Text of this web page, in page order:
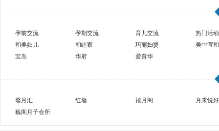
孕前交流 孕期交流 育儿交流
热门活动
和美妇儿
和睦家 玛丽妇婴
美中宜和
宝岛
华府 爱育华
馨月汇 红墙 禧月阁
月来悦好
巍阁月子会所